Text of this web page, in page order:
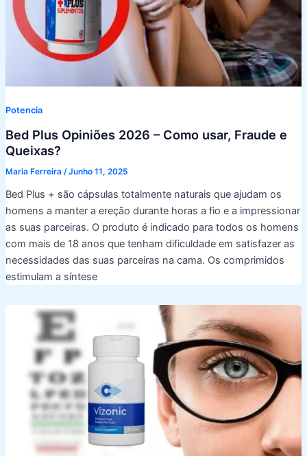
Potencia
Bed Plus Opiniões 2026 – Como usar, Fraude e
Queixas?
Maria Ferreira /Junho 11, 2025
Bed Plus + são cápsulas totalmente naturais que ajudam os
homens a manter a ereção durante horas a fio e a impressionar
as suas parceiras. O produto é indicado para todos os homens
com mais de 18 anos que tenham dificuldade em satisfazer as
necessidades das suas parceiras na cama. Os comprimidos
estimulam a síntese